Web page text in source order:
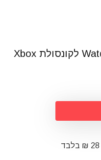
משחק Watch Dogs 2 לקונסולת Xbox